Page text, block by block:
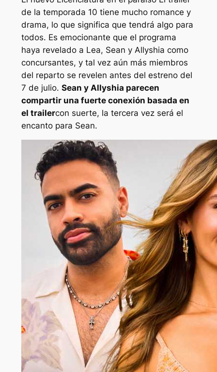
de la temporada 10 tiene mucho romance y
drama, lo que significa que tendrá algo para
todos. Es emocionante que el programa
haya revelado a Lea, Sean y Allyshia como
concursantes, y tal vez aún más miembros
del reparto se revelen antes del estreno del
7 de julio. Sean y Allyshia parecen
compartir una fuerte conexión basada en
el trailercon suerte, la tercera vez será el
encanto para Sean.